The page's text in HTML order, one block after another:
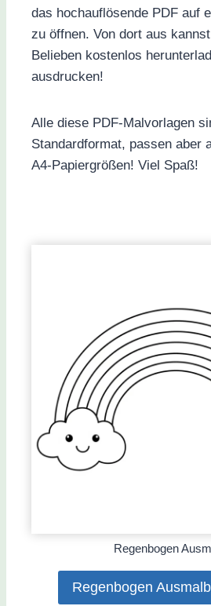
das hochauflösende PDF auf
zu öffnen. Von dort aus
Belieben kostenlos
ausdrucken!
Alle diese PDF-Malvorlagen
Standardformat, passen aber
A4-Papiergrößen! Viel Spaß!
Regenbogen
Regenbogen